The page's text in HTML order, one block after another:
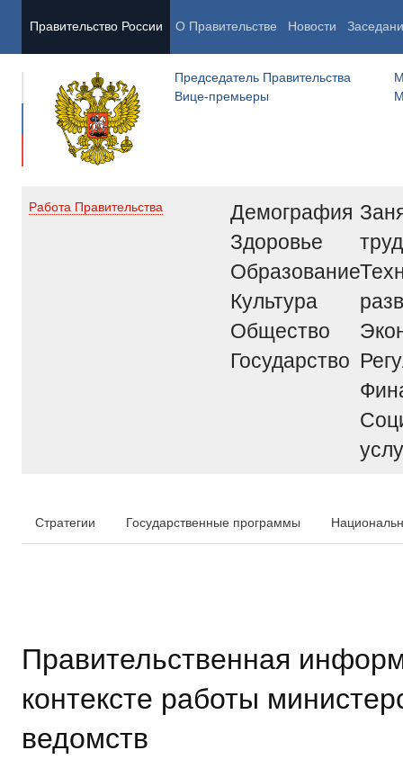
Правительство России О Правительстве Новости
Председатель Правительства
Вице-премьеры
Работа Правительства
Демография
Здоровье
Образование
Культура
Общество
Государство
труд
Стратегии Государственные программы
Правительственная
контексте работы
ведомств